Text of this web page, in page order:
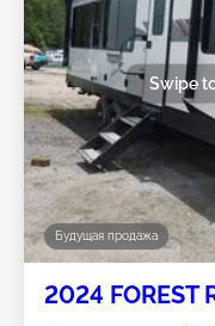
Будущая продажа
Swipe
2024 FOREST